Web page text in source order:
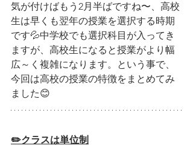
気が付けばもう2月半ばですね〜、高校
生は早くも翌年の授業を選択する時期
です💦中学校でも選択科目が入ってき
ますが、高校生になると授業がより幅
広～く複雑になります。という事で、
今回は高校の授業の特徴をまとめてみ
ました😊
✏️クラスは単位制